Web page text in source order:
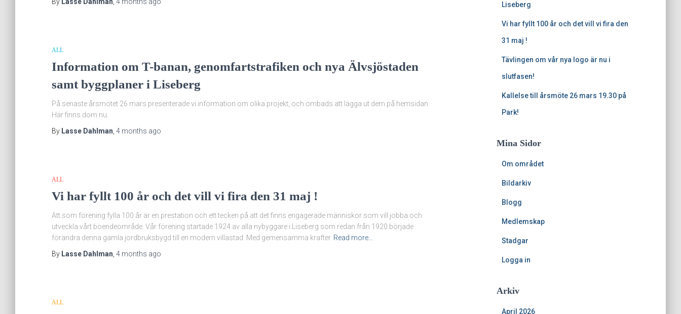
ALL
Information om T-banan, genomfartstrafiken och nya Älvsjöstaden
samt byggplaner i Liseberg
På senaste årsmötet 26 mars presenterade vi information om olika projekt, och ombads att lägga ut dem på hemsidan.
Här finns dom nu.
By Lasse Dahlman 4 months ago
ALL
Vi har fyllt 100 år och det vill vi fira den 31 maj !
Att som förening fylla 100 år är en prestation och ett tecken på att det finns engagerade människor som vill jobba och
utveckla vårt boendeområde. Vår förening startade 1924 av alla nybyggare i Liseberg som redan från 1920 började
förändra denna gamla jordbruksbygd till en modern villastad. Med gemensamma krafter Read more…
By Lasse Dahlman 4 months ago
ALL
Liseberg
Vi har fyllt 100 år och det vill vi fira den
31 maj !
Tävlingen om vår nya logo är nu i
slutfasen!
Kallelse till årsmöte 26 mars 19.30 på
Park!
Mina Sidor
Om området
Bildarkiv
Blogg
Medlemskap
Stadgar
Logga in
Arkiv
April 2026